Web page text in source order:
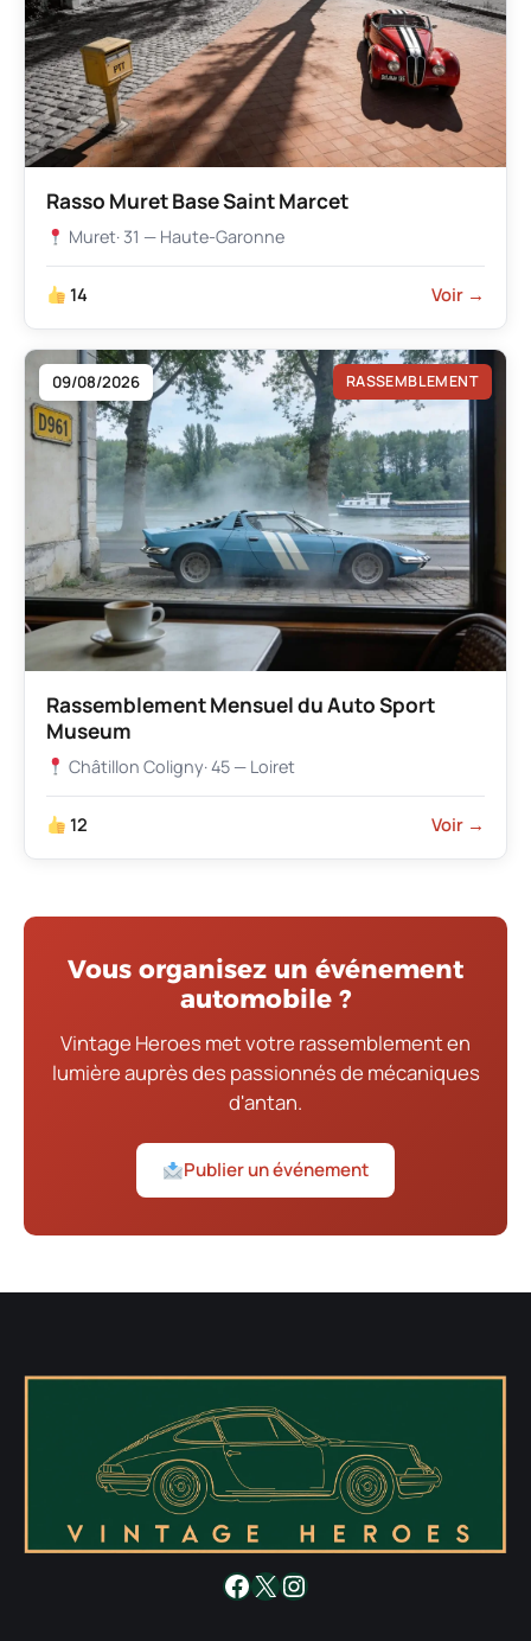
Rasso Muret Base Saint Marcet
Muret· 31 — Haute-Garonne
14 Voir →
09/08/2026 RASSEMBLEMENT
Rassemblement Mensuel du Auto Sport
Museum
Châtillon Coligny· 45 — Loiret
12 Voir →
Vous organisez un événement
automobile ?
Vintage Heroes met votre rassemblement en
lumière auprès des passionnés de mécaniques
d'antan.
Publier un événement
Facebook
X Instagram